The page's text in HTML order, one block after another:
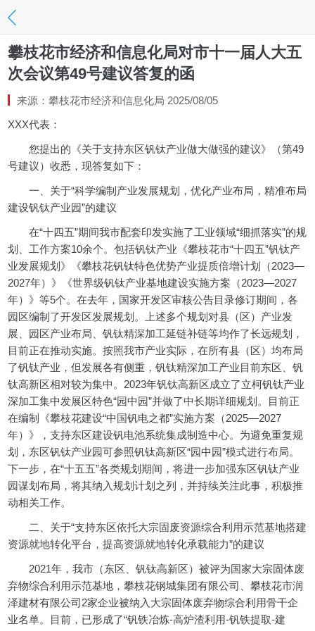
攀枝花市经济和信息化局对市十一届人大五
次会议第49号建议答复的函
来源：攀枝花市经济和信息化局 2025/08/05
XXX代表：
您提出的《关于支持东区钒钛产业做大做强的建议》（第49
号建议）收悉，现答复如下：
一、关于“科学编制产业发展规划，优化产业布局，精准布局
建设钒钛产业园”的建议
在“十四五”期间我市配套印发实施了工业领域“细抓落实”的规
划、工作方案10余个。包括钒钛产业《攀枝花市“十四五”钒钛产
业发展规划》《攀枝花钒钛特色优势产业提质倍增计划（2023—
2027年）》《世界级钒钛产业基地建设实施方案（2023—2027
年）》等5个。在去年，国家开发区审核公告目录修订期间，各
园区编制了开发区发展规划。上述多个规划对县（区）产业发
展、园区产业布局、钒钛精深加工延链补链等均作了长远规划，
目前正在推动实施。按照我市产业实际，在所有县（区）均布局
了钒钛产业，但发展各有侧重，钒钛精深加工产业目前东区、钒
钛高新区相对较为集中。2023年钒钛高新区成立了立柯钒钛产业
深加工集中发展区特色“园中园”并做了中长期详细规划。目前正
在编制《攀枝花建设“中国钒电之都”实施方案（2025—2027
年）》，支持东区建设钒电池系统集成制造中心。为避免重复规
划，东区钒钛产业园可参照钒钛高新区“园中园”模式进行布局。
下一步，在“十五五”各类规划期间，将进一步加强东区钒钛产业
园谋划布局，将其纳入规划计划之列，并持续关注此事，积极推
动相关工作。
二、关于“支持东区依托大宗固废资源综合利用示范基地搭建
资源就地转化平台，提高资源就地转化承载能力”的建议
2021年，我市（东区、钒钛高新区）被评为国家大宗固体废
弃物综合利用示范基地，攀枝花钢城集团有限公司、攀枝花市润
泽建材有限公司2家企业被纳入大宗固体废弃物综合利用骨干企
业名单。目前，已形成了“钒铁冶炼-高炉渣利用-钒铁提取-建